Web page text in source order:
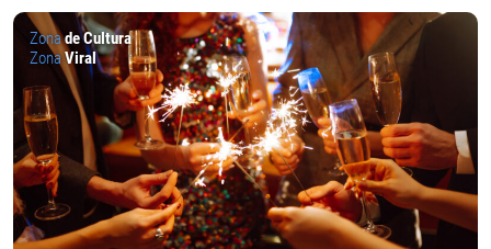
Zonade Cultura
ZonaViral